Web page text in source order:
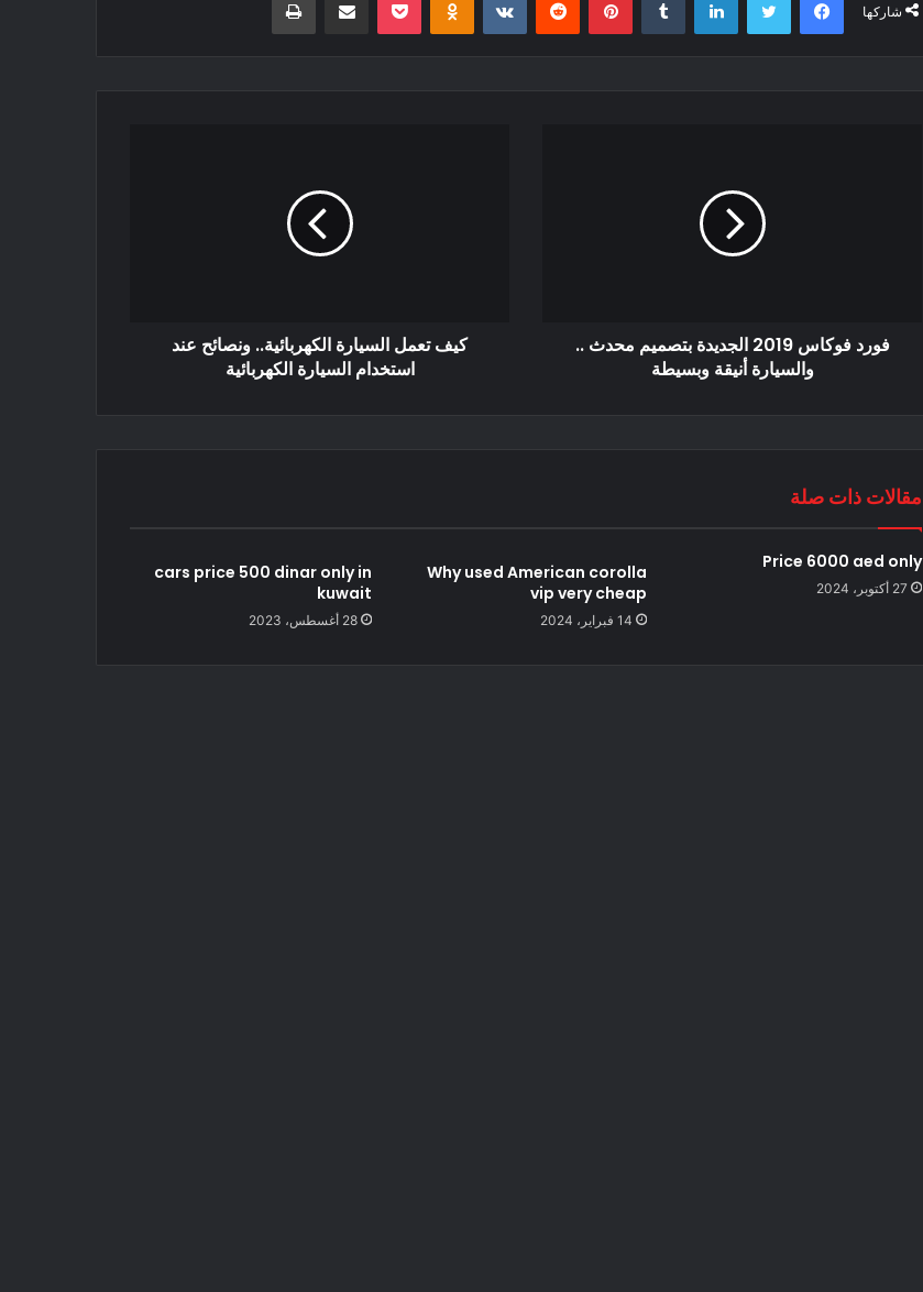
شاركها
فورد فوكاس 2019 الجديدة بتصميم محدث ..
والسيارة أنيقة وبسيطة
كيف تعمل السيارة الكهربائية.. ونصائح عند
استخدام السيارة الكهربائية
مقالات ذات صلة
Price 6000 aed only
27 أكتوبر، 2024
Why used American corolla
vip very cheap
14 فبراير، 2024
cars price 500 dinar only in
kuwait
28 أغسطس، 2023